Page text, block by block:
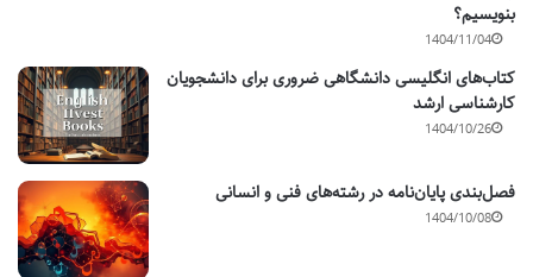
بنویسیم؟
1404/11/04
کتاب‌های انگلیسی دانشگاهی ضروری برای دانشجویان
کارشناسی ارشد
1404/10/26
فصل‌بندی پایان‌نامه در رشته‌های فنی و انسانی
1404/10/08